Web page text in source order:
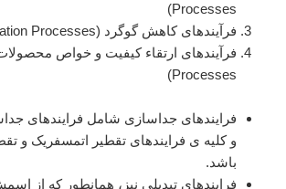
Processes)
فرآیندهای کاهش گوگرد (Desulfurization Processes)
Processes)
فرایندهای جداسازی شامل فرایندهای
باشد.
فرایندهای تبدیلی نیز، همان­طور که